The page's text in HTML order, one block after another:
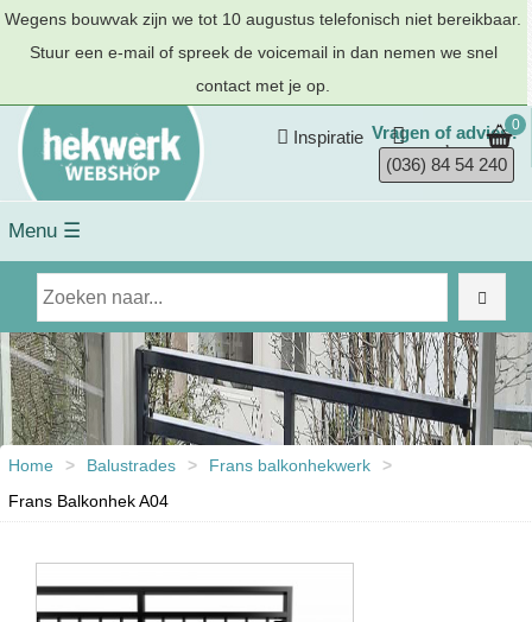
Wegens bouwvak zijn we tot 10 augustus telefonisch niet bereikbaar.
Stuur een e-mail of spreek de voicemail in dan nemen we snel
contact met je op.
Vragen of advies?
(036) 84 54 240
Menu ☰
Inspiratie
0
Home > Balustrades > Frans balkonhekwerk
>
Frans Balkonhek A04